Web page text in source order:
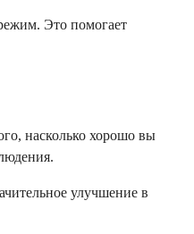
Это помогает
насколько хорошо вы
улучшение в